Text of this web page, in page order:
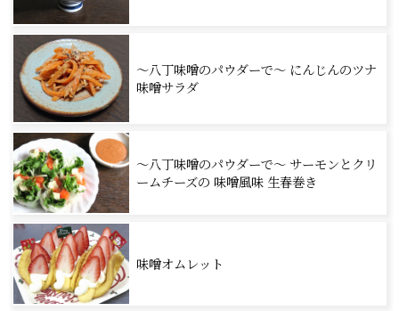
～八丁味噌のパウダーで～ にんじんのツナ
味噌サラダ
～八丁味噌のパウダーで～ サーモンとクリ
ームチーズの 味噌風味 生春巻き
味噌オムレット